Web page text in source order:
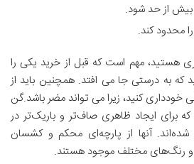
بیش از حد شود.
محدود کند.
هستید، مهم است که قبل از خرید یکی را
که به درستی جا می افتد. همچنین باید از
کنید، زیرا می تواند مضر باشد.گن
برای ایجاد ظاهری صاف‌تر و باریک‌تر در
آنها از پارچه‌ای محکم و کشسان
و رنگ‌های مختلف موجود هستند.